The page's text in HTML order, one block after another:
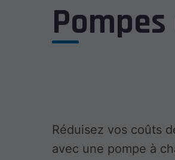
Réduisez vos coûts
avec une pompe à